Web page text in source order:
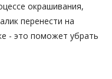
окрашивания,
перенести на
- это поможет убрать